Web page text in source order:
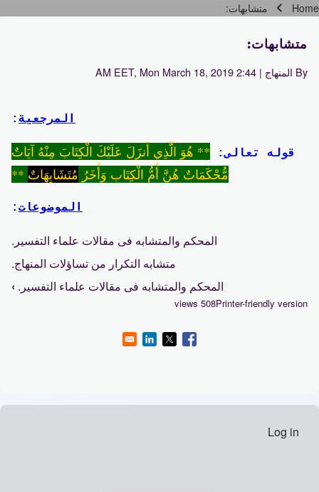
Breadcrumb
Home متشابهات:
متشابهات:
By المنهاج | 2:44 AM EET, Mon March 18, 2019
المرجعية :
قوله تعالى:
** هُوَ الَّذِي أَنزَلَ عَلَيْكَ الْكِتَابَ مِنْهُ آيَاتٌ
مُّحْكَمَاتٌ هُنَّ أُمُّ الْكِتَابِ وَأُخَرُ مُتَشَابِهَاتٌ **
الموضوعات :
المحكم والمتشابه فى مقالات علماء التفسير.
متشابه التكرار من تساؤلات المنهاج.
Book traversal links for متشابهات:
المحكم والمتشابه فى مقالات علماء التفسير. ›
Printer-friendly version
508 views
User menu
Log in